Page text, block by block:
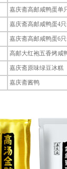
嘉庆斋高邮咸鸭蛋单
嘉庆斋高邮咸鸭蛋4
嘉庆斋高邮咸鸭蛋6
高邮大红袍五香烤咸
嘉庆斋原味绿豆冰糕
嘉庆斋酱鸭